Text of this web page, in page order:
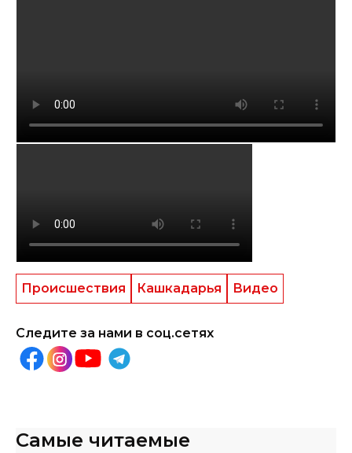
Происшествия Кашкадарья Видео
Следите за нами в соц.сетях
Самые читаемые